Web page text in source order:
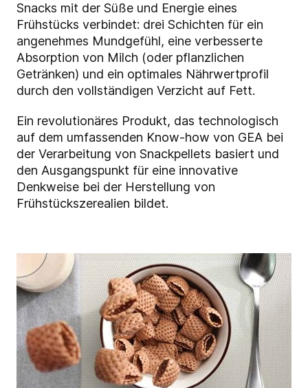
Snacks mit der Süße und Energie eines
Frühstücks verbindet: drei Schichten für ein
angenehmes Mundgefühl, eine verbesserte
Absorption von Milch (oder pflanzlichen
Getränken) und ein optimales Nährwertprofil
durch den vollständigen Verzicht auf Fett.
Ein revolutionäres Produkt, das technologisch
auf dem umfassenden Know-how von GEA bei
der Verarbeitung von Snackpellets basiert und
den Ausgangspunkt für eine innovative
Denkweise bei der Herstellung von
Frühstückszerealien bildet.